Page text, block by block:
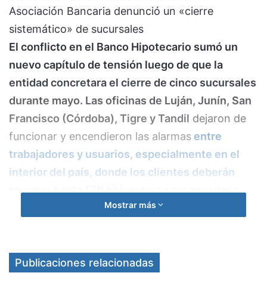
Asociación Bancaria denunció un «cierre
sistemático» de sucursales
El conflicto en el Banco Hipotecario sumó un
nuevo capítulo de tensión luego de que la
entidad concretara el cierre de cinco sucursales
durante mayo. Las oficinas de Luján, Junín, San
Francisco (Córdoba), Tigre y Tandil dejaron de
funcionar y encendieron las alarmas entre
trabajadores y usuarios, especialmente en el
interior del país, donde los clientes deberán
recorrer hasta 170 kilómetros para acceder a
atención presencial.
digitalización y la migración al home banking se
Mostrar más
Publicaciones relacionadas